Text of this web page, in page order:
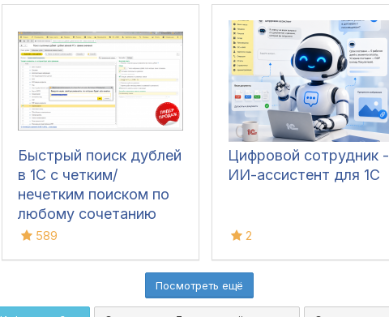
Быстрый поиск дублей
в 1С с четким/
нечетким поиском по
любому сочетанию
реквизитов/
частей с отбором и
значений в ЛЮБЫХ
589
Цифровой сотрудник -
ИИ-ассистент для 1С
2
Посмотреть ещё